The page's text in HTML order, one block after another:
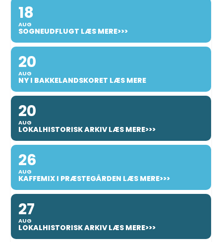
18
AUG
SOGNEUDFLUGT LÆS MERE>>>
20
AUG
NY I BAKKELANDSKORET LÆS MERE
20
AUG
LOKALHISTORISK ARKIV LÆS MERE>>>
26
AUG
KAFFEMIX I PRÆSTEGÅRDEN LÆS MERE>>>
27
AUG
LOKALHISTORISK ARKIV LÆS MERE>>>